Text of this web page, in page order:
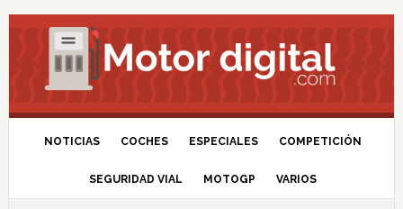
NOTICIAS COCHES ESPECIALES COMPETICIÓN
SEGURIDAD VIAL MOTOGP VARIOS